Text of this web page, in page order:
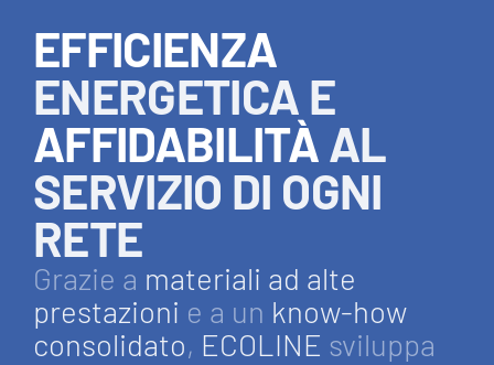
EFFICIENZA
ENERGETICA E
AFFIDABILITÀ AL
SERVIZIO DI OGNI
RETE
Grazie a materiali ad alte
prestazioni e a un know-how
consolidato, ECOLINE sviluppa